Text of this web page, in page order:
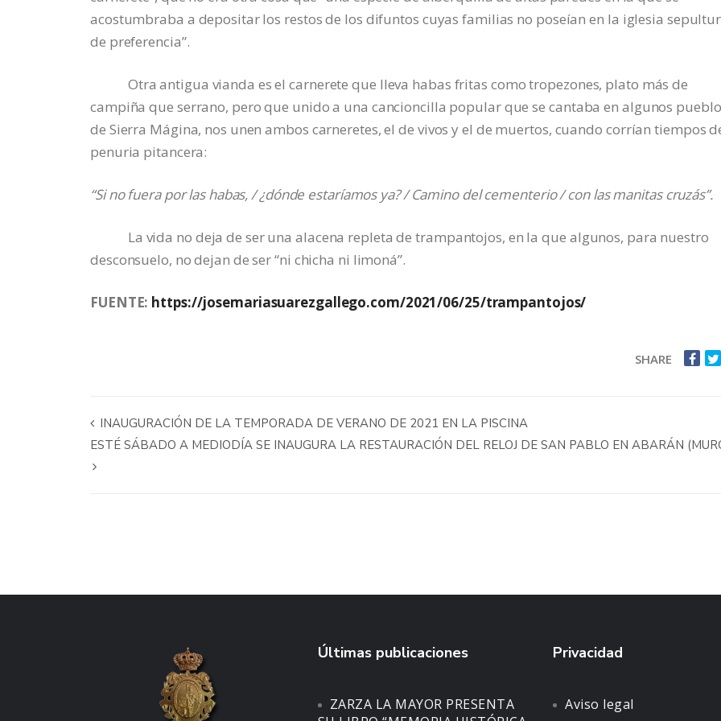
acostumbraba a depositar los restos de los difuntos cuyas familias no poseían en la iglesia
de preferencia”.
Otra antigua vianda es el carnerete que lleva habas fritas como tropezones, plato más de
campiña que serrano, pero que unido a una cancioncilla popular que se cantaba en algunos
de Sierra Mágina, nos unen ambos carneretes, el de vivos y el de muertos, cuando corrían tiempos
penuria pitancera:
“Si no fuera por las habas, / ¿dónde estaríamos ya? / Camino del cementerio / con las manitas cruzás”.
La vida no deja de ser una alacena repleta de trampantojos, en la que algunos, para nuestro
desconsuelo, no dejan de ser “ni chicha ni limoná”.
FUENTE: https://josemariasuarezgallego.com/2021/06/25/trampantojos/
SHARE
INAUGURACIÓN DE LA TEMPORADA DE VERANO DE 2021 EN LA PISCINA
ESTÉ SÁBADO A MEDIODÍA SE INAUGURA LA RESTAURACIÓN DEL RELOJ DE SAN PABLO EN ABARÁN
Últimas publicaciones
ZARZA LA MAYOR PRESENTA
Privacidad
Aviso legal